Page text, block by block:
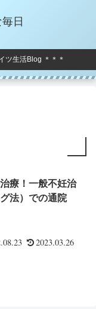
日
ツ生活Blog ＊＊＊
療！一般不妊治
法）での通院
2023.03.26